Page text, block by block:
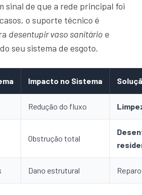
sinal de que a rede principal foi
o suporte técnico é
desentupir vaso sanitário e
seu sistema de esgoto.
Impacto no Sistema
Redução do fluxo
Obstrução total
Dano estrutural